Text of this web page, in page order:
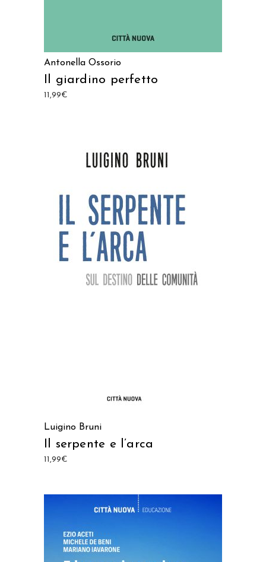
Antonella Ossorio
Il giardino perfetto
11,99€
AGGIUNGI AL CARRELLO
Luigino Bruni
Il serpente e l’arca
11,99€